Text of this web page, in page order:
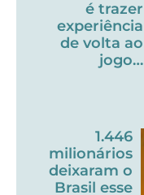
é trazer
experiência
de volta ao
jogo…
1.446
milionários
deixaram o
Brasil esse